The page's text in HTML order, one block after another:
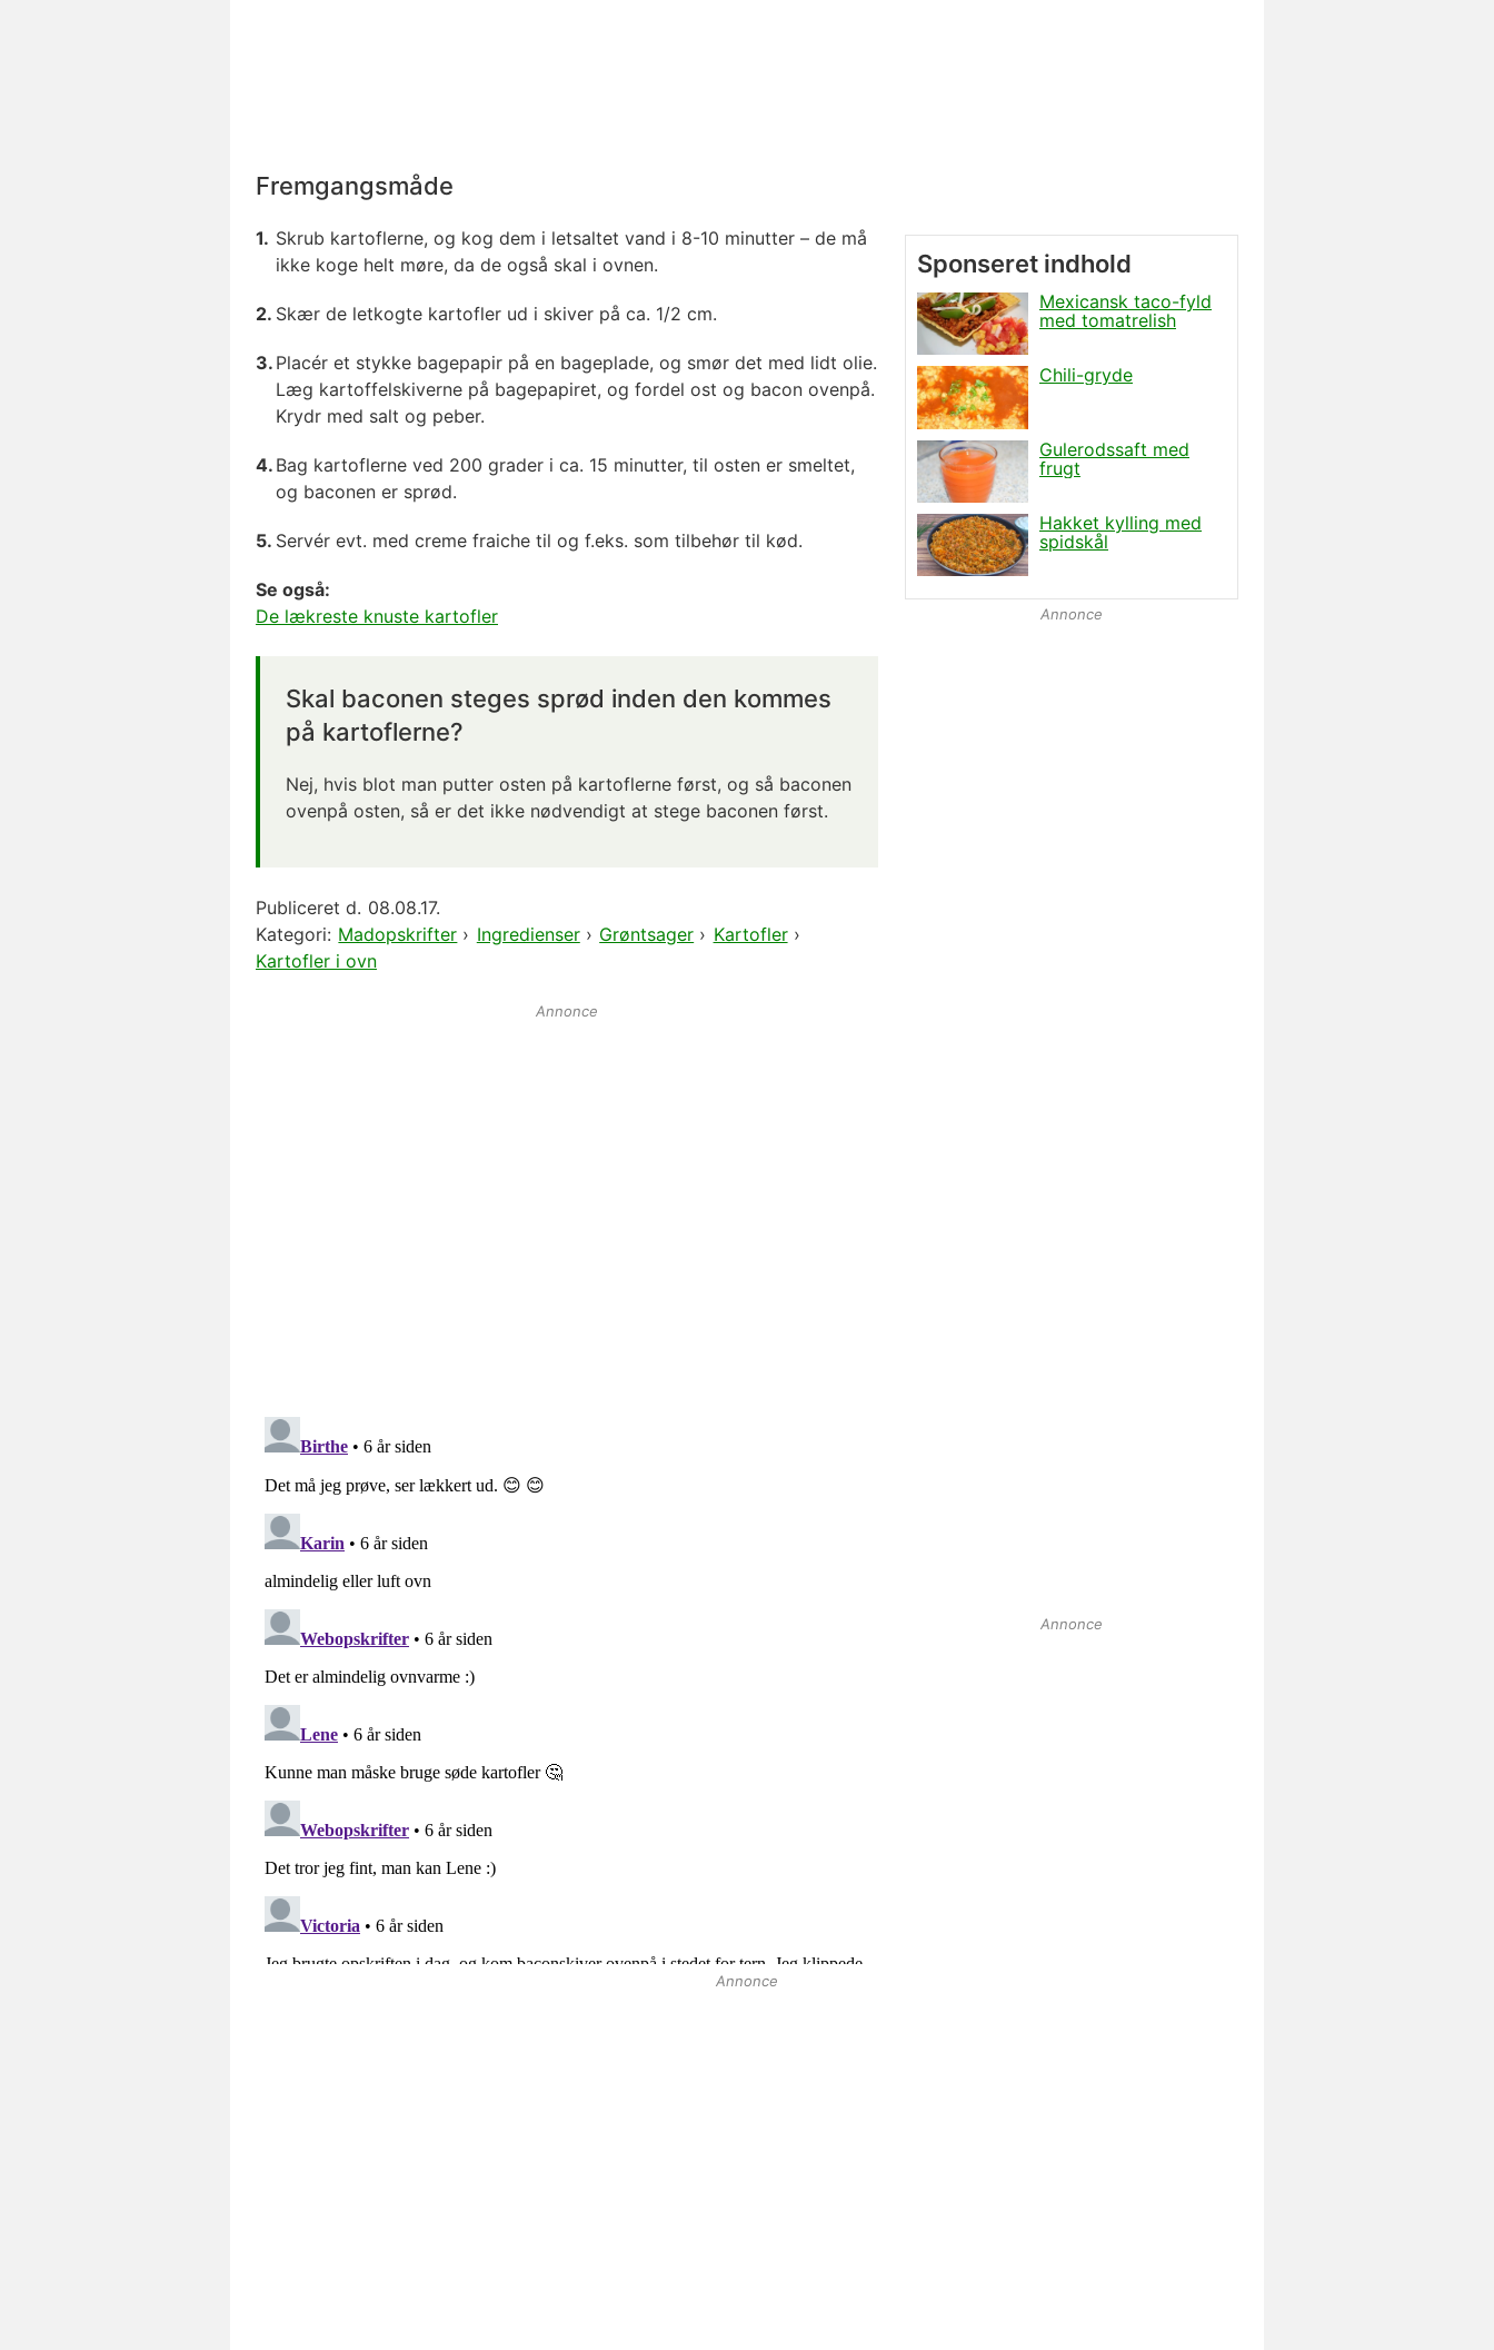
Fremgangsmåde
Skrub kartoflerne, og kog dem i letsaltet vand i 8-10 minutter – de må
ikke koge helt møre, da de også skal i ovnen.
Skær de letkogte kartofler ud i skiver på ca. 1/2 cm.
Placér et stykke bagepapir på en bageplade, og smør det med lidt olie.
Læg kartoffelskiverne på bagepapiret, og fordel ost og bacon ovenpå.
Krydr med salt og peber.
Bag kartoflerne ved 200 grader i ca. 15 minutter, til osten er smeltet,
og baconen er sprød.
Servér evt. med creme fraiche til og f.eks. som tilbehør til kød.
Se også:
De lækreste knuste kartofler
Skal baconen steges sprød inden den kommes
på kartoflerne?
Nej, hvis blot man putter osten på kartoflerne først, og så baconen
ovenpå osten, så er det ikke nødvendigt at stege baconen først.
Publiceret d. 08.08.17.
Kategori: Madopskrifter › Ingredienser› Grøntsager › Kartofler›
Kartofler i ovn
Annonce
Annonce
Annonce
Annonce